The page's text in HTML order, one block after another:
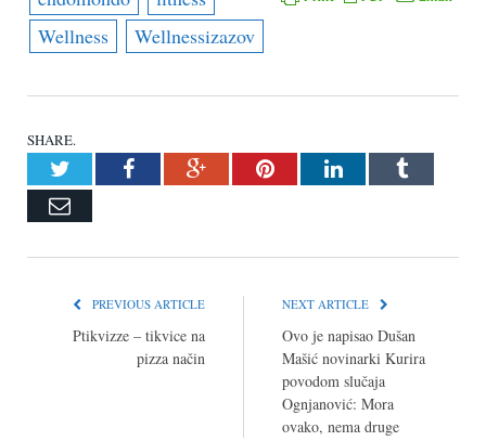
Wellness
Wellnessizazov
SHARE.
TwitterFacebookGoogle+PinterestLinkedInTumblr
Email
PREVIOUS ARTICLE
Ptikvizze – tikvice na
pizza način
NEXT ARTICLE
Ovo je napisao Dušan
Mašić novinarki Kurira
povodom slučaja
Ognjanović: Mora
ovako, nema druge